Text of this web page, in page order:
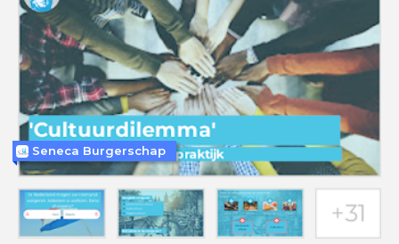
Seneca Burgerschap